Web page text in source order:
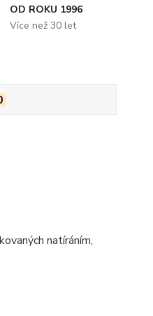
OD ROKU 1996
Více než 30 let
natíráním,